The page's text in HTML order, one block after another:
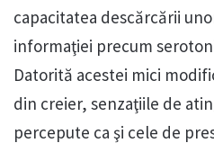
capacitatea descărcării
informaţiei precum
Datorită acestei mici
din creier, senzaţiile de
percepute ca şi cele de